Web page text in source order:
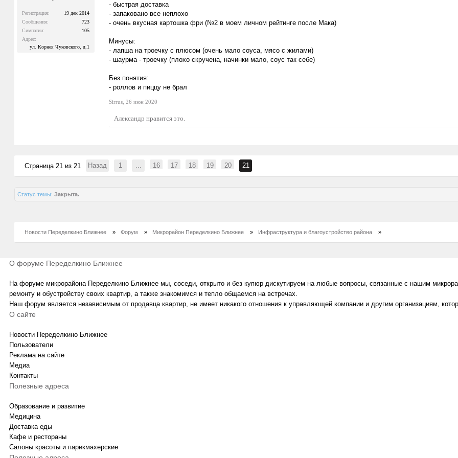
Регистрация:
19 дек 2014
Сообщения:
723
Симпатии:
105
Адрес:
ул. Корнея Чуковского, д.1
- быстрая доставка
- запаковано все неплохо
- очень вкусная картошка фри (№2 в моем личном рейтинге после Мака)
Минусы:
- лапша на троечку с плюсом (очень мало соуса, мясо с жилами)
- шаурма - троечку (плохо скручена, начинки мало, соус так себе)
Без понятия:
- роллов и пиццу не брал
Sirrus 26 июн 2020
Александр нравится это.
Страница 21 из 21 Назад 1 ... 16 17 18 19 20 21
Статус темы: Закрыта.
Новости Переделкино Ближнее » Форум » Микрорайон Переделкино Ближнее » Инфраструктура и благоустройство района »
О форуме Переделкино Ближнее
На форуме микрорайона Переделкино Ближнее мы, соседи, открыто и без купюр дискутируем на любые вопросы, связанные с нашим
ремонту и обустройству своих квартир, а также знакомимся и тепло общаемся на встречах.
Наш форум является независимым от продавца квартир, не имеет никакого отношения к управляющей компании и другим организациям,
О сайте
Новости Переделкино Ближнее
Пользователи
Реклама на сайте
Медиа
Контакты
Полезные адреса
Образование и развитие
Медицина
Доставка еды
Кафе и рестораны
Салоны красоты и парикмахерские